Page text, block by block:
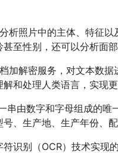
析照片中的主体、特征
至性别，还可以分析面
加解密服务，对文本数
和处理人类语言，实现
串由数字和字母组成的
、生产地、生产年份、
识别（OCR）技术实现